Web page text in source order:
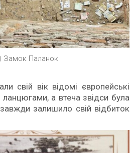
Замок Паланок
свій вік відомі європейські
ланцюгами, а втеча звідси була
залишило свій відбиток